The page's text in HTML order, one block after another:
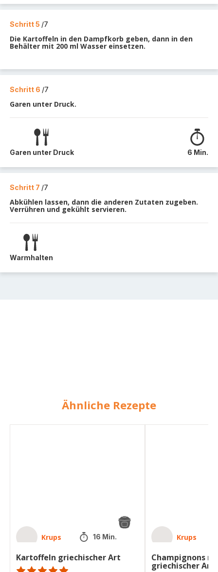
Schritt 5 /7
Die Kartoffeln in den Dampfkorb geben, dann in den
Behälter mit 200 ml Wasser einsetzen.
Schritt 6 /7
Garen unter Druck.
Garen unter Druck 6 Min.
Schritt 7 /7
Abkühlen lassen, dann die anderen Zutaten zugeben.
Verrühren und gekühlt servieren.
Warmhalten
Ähnliche Rezepte
Krups 16 Min.
Kartoffeln griechischer Art
Krups
Champignons
griechischer Art